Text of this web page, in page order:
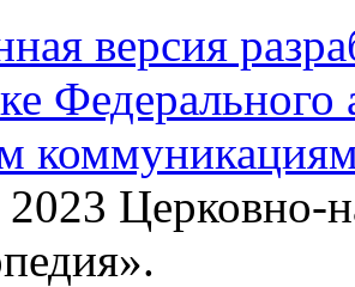
версия
Федерального
Церковно-